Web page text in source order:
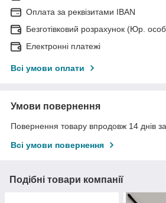
Оплата за реквізитами IBAN
Безготівковий розрахунок (Юр.
Електронні платежі
Всі умови оплати
Умови повернення
Повернення товару впродовж 14 днів
Всі умови повернення
Подібні товари компанії